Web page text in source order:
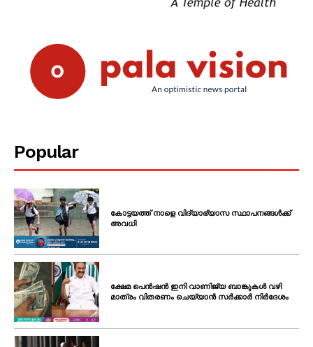
Popular
കോട്ടയത്ത് നാളെ വിദ്യാഭ്യാസ സ്ഥാപനങ്ങൾക്ക്
അവധി
ക്ഷേമ പെൻഷൻ ഇനി വാണിജ്യ ബാങ്കുകൾ വഴി
മാത്രം വിതരണം ചെയ്യാൻ സർക്കാർ നിർദേശം